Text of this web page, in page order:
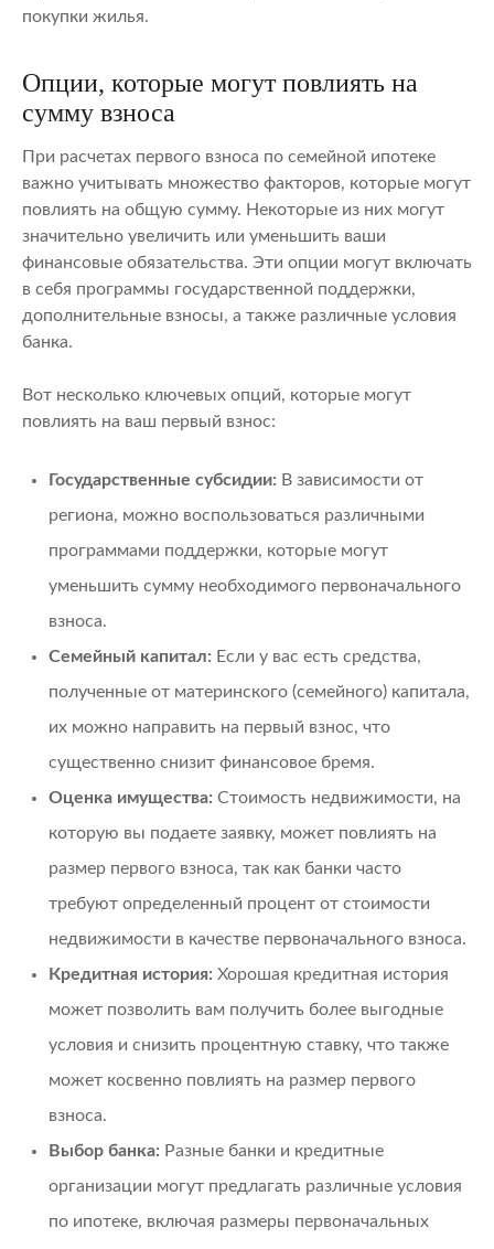
покупки жилья.
Опции, которые могут повлиять на
сумму взноса
При расчетах первого взноса по семейной ипотеке
важно учитывать множество факторов, которые могут
повлиять на общую сумму. Некоторые из них могут
значительно увеличить или уменьшить ваши
финансовые обязательства. Эти опции могут включать
в себя программы государственной поддержки,
дополнительные взносы, а также различные условия
банка.
Вот несколько ключевых опций, которые могут
повлиять на ваш первый взнос:
Государственные субсидии: В зависимости от
региона, можно воспользоваться различными
программами поддержки, которые могут
уменьшить сумму необходимого первоначального
взноса.
Семейный капитал: Если у вас есть средства,
полученные от материнского (семейного) капитала,
их можно направить на первый взнос, что
существенно снизит финансовое бремя.
Оценка имущества: Стоимость недвижимости, на
которую вы подаете заявку, может повлиять на
размер первого взноса, так как банки часто
требуют определенный процент от стоимости
недвижимости в качестве первоначального взноса.
Кредитная история: Хорошая кредитная история
может позволить вам получить более выгодные
условия и снизить процентную ставку, что также
может косвенно повлиять на размер первого
взноса.
Выбор банка: Разные банки и кредитные
организации могут предлагать различные условия
по ипотеке, включая размеры первоначальных